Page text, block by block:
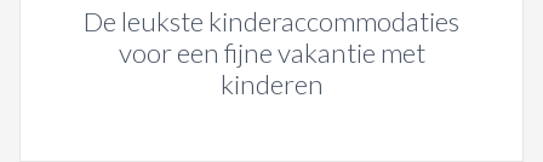
De leukste kinderaccommodaties
voor een fijne vakantie met
kinderen